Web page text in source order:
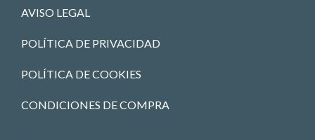
AVISO LEGAL
POLÍTICA DE PRIVACIDAD
POLÍTICA DE COOKIES
CONDICIONES DE COMPRA